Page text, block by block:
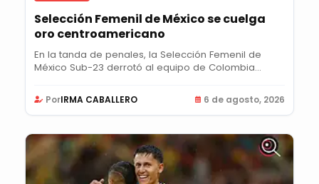
Selección Femenil de México se cuelga
oro centroamericano
En la tanda de penales, la Selección Femenil de
México Sub-23 derrotó al equipo de Colombia
PorIRMA CABALLERO 6 de agosto, 2026